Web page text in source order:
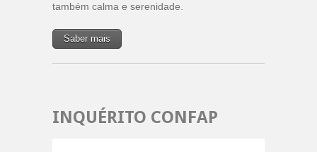
também calma e serenidade.
Saber mais
INQUÉRITO CONFAP